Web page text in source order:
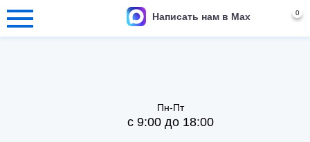
Написать нам в Max 0
Пн-Пт
с 9:00 до 18:00